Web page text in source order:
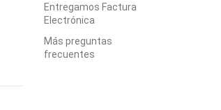
Entregamos Factura
Electrónica
Más preguntas
frecuentes